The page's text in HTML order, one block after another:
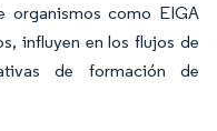
organismos como EIGA
influyen en los flujos de
de formación de